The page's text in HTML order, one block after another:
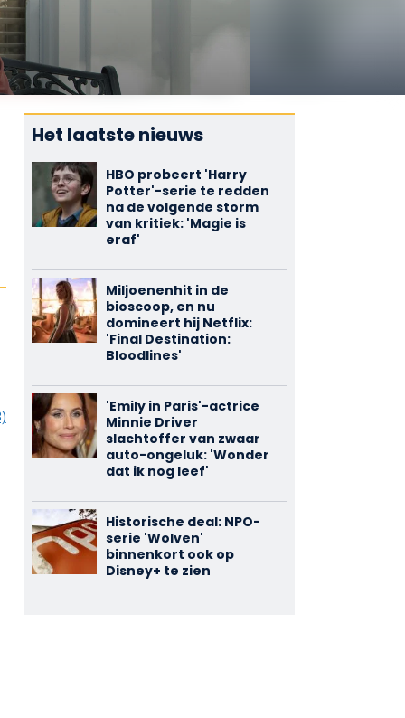
Het laatste nieuws
HBO probeert 'Harry
Potter'-serie te redden
na de volgende storm
van kritiek: 'Magie is
eraf'
Miljoenenhit in de
bioscoop, en nu
domineert hij Netflix:
'Final Destination:
Bloodlines'
'Emily in Paris'-actrice
Minnie Driver
slachtoffer van zwaar
auto-ongeluk: 'Wonder
dat ik nog leef'
Historische deal: NPO-
serie 'Wolven'
binnenkort ook op
Disney+ te zien